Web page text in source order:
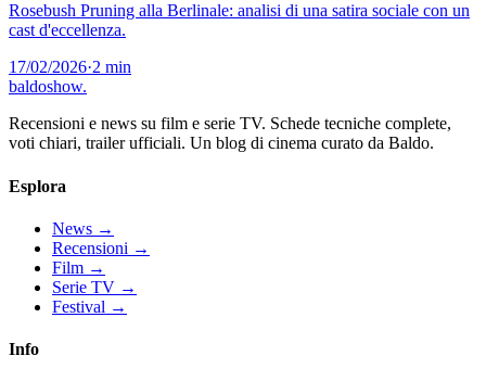
Rosebush Pruning alla Berlinale: analisi di una satira sociale con un
cast d'eccellenza.
17/02/2026·2 min
baldoshow.
Recensioni e news su film e serie TV. Schede tecniche complete,
voti chiari, trailer ufficiali. Un blog di cinema curato da Baldo.
Esplora
News →
Recensioni →
Film →
Serie TV →
Festival →
Info